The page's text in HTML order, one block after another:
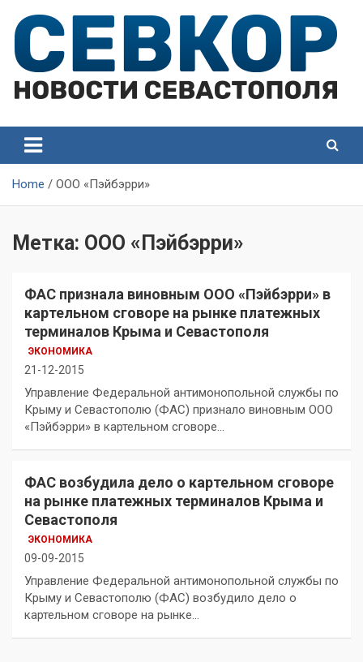
content
Севастополя
Севастополя
Home ООО «Пэйбэрри»
Метка: ООО «Пэйбэрри»
ФАС признала виновным ООО «Пэйбэрри» в
картельном сговоре на рынке платежных
терминалов Крыма и Севастополя
ЭКОНОМИКА
21-12-2015
Управление Федеральной антимонопольной службы по
Крыму и Севастополю (ФАС) признало виновным ООО
«Пэйбэрри» в картельном сговоре…
ФАС возбудила дело о картельном сговоре
на рынке платежных терминалов Крыма и
Севастополя
ЭКОНОМИКА
09-09-2015
Управление Федеральной антимонопольной службы по
Крыму и Севастополю (ФАС) возбудило дело о
картельном сговоре на рынке…